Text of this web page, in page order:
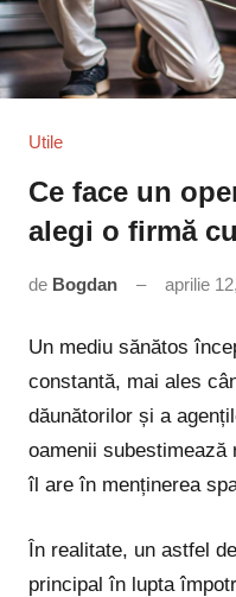
Utile
Ce face un
alegi o firmă
de Bogdan aprilie
Un mediu sănătos
constantă, mai ales
dăunătorilor și a
oamenii subestimează
îl are în menținerea
În realitate, un astfel
principal în lupta